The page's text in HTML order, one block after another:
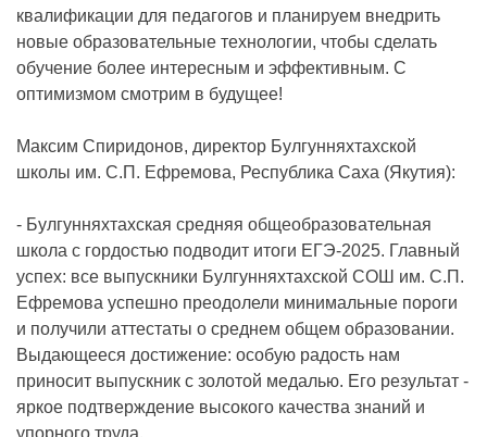
квалификации для педагогов и планируем внедрить
новые образовательные технологии, чтобы сделать
обучение более интересным и эффективным. С
оптимизмом смотрим в будущее!
Максим Спиридонов, директор Булгунняхтахской
школы им. С.П. Ефремова, Республика Саха (Якутия):
- Булгунняхтахская средняя общеобразовательная
школа с гордостью подводит итоги ЕГЭ-2025. Главный
успех: все выпускники Булгунняхтахской СОШ им. С.П.
Ефремова успешно преодолели минимальные пороги
и получили аттестаты о среднем общем образовании.
Выдающееся достижение: особую радость нам
приносит выпускник с золотой медалью. Его результат -
яркое подтверждение высокого качества знаний и
упорного труда.